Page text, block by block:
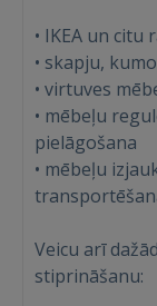
• IKEA un
• skapju,
• virtuves
• mēbeļu
pielāgošana
• mēbeļu
Veicu arī
stiprināšanu: